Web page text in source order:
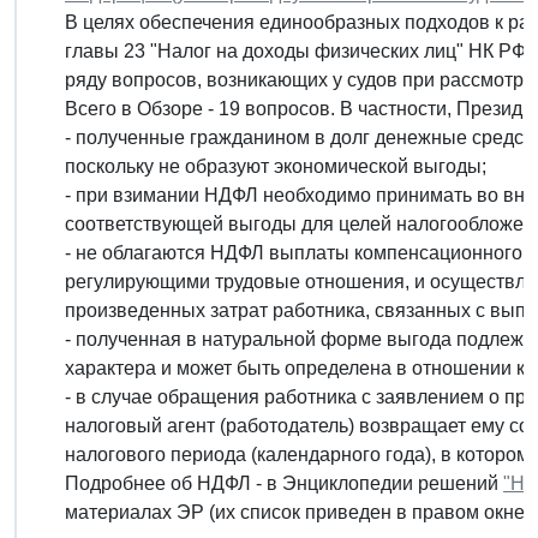
В целях обеспечения единообразных подходов к
главы 23 "Налог на доходы физических лиц" НК
ряду вопросов, возникающих у судов при
Всего в Обзоре - 19 вопросов. В частности,
- полученные гражданином в долг денежные
поскольку не образуют экономической выгоды;
- при взимании НДФЛ необходимо принимать во
соответствующей выгоды для целей
- не облагаются НДФЛ выплаты компенсационного
регулирующими трудовые отношения, и
произведенных затрат работника, связанных с
- полученная в натуральной форме выгода
характера и может быть определена в отношении
- в случае обращения работника с заявлением о
налоговый агент (работодатель) возвращает ему
налогового периода (календарного года), в
Подробнее об НДФЛ - в Энциклопедии решений
материалах ЭР (их список приведен в правом окне